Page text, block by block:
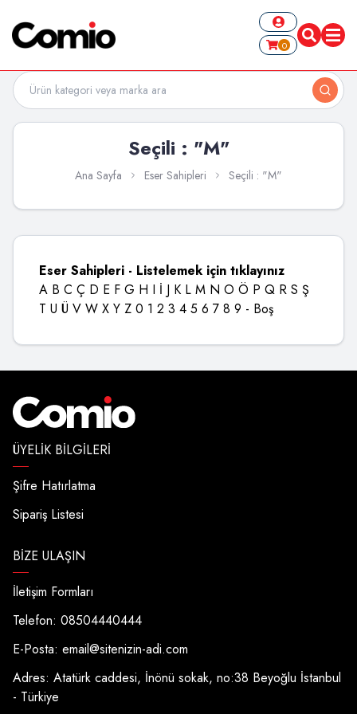
0
Seçili : "M"
Ana Sayfa Eser Sahipleri Seçili : "M"
Eser Sahipleri - Listelemek için tıklayınız
A B C Ç D E F G H I İ J K L M N O Ö P Q R S Ş
T U Ü V W X Y Z 0 1 2 3 4 5 6 7 8 9 - Boş
ÜYELIK BILGILERI
Şifre Hatırlatma
Sipariş Listesi
BIZE ULAŞIN
İletişim Formları
Telefon: 08504440444
E-Posta: email@sitenizin-adi.com
Adres: Atatürk caddesi, İnönü sokak, no:38 Beyoğlu İstanbul
- Türkiye